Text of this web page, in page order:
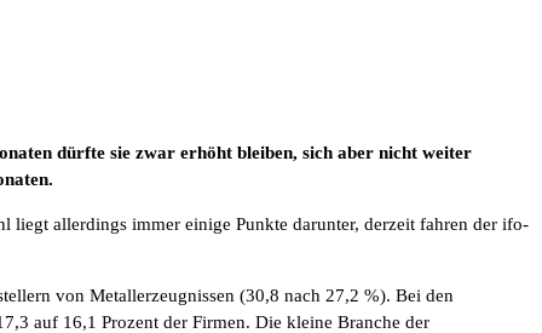
dürfte sie zwar erhöht bleiben, sich aber nicht weiter
liegt allerdings immer einige Punkte darunter, derzeit fahren der ifo-
von Metallerzeugnissen (30,8 nach 27,2 %). Bei den
auf 16,1 Prozent der Firmen. Die kleine Branche der